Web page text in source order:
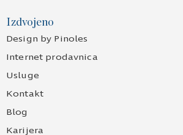
Izdvojeno
Design by Pinoles
Internet prodavnica
Usluge
Kontakt
Blog
Karijera